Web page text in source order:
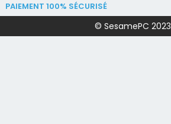
PAIEMENT 100% SÉCURISÉ
© SesamePC 2023